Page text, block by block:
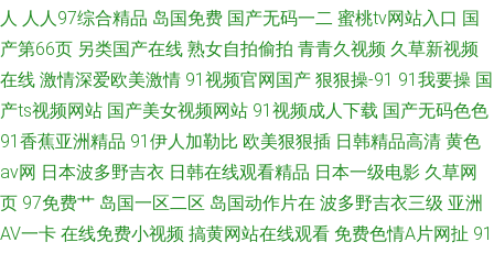
人 人人97综合精品 岛国免费 国产无码一二 蜜桃tv网站入口 国
产第66页 另类国产在线 熟女自拍偷拍 青青久视频 久草新视频
在线 激情深爱欧美激情 91视频官网国产 狠狠操-91 91我要操 国
产ts视频网站 国产美女视频网站 91视频成人下载 国产无码色色
91香蕉亚洲精品 91伊人加勒比 欧美狠狠插 日韩精品高清 黄色
av网 日本波多野吉衣 日韩在线观看精品 日本一级电影 久草网
页 97免费艹 岛国一区二区 岛国动作片在 波多野吉衣三级 亚洲
AV一卡 在线免费小视频 搞黄网站在线观看 免费色情A片网扯 91